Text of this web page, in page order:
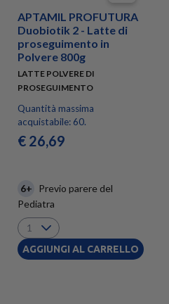
APTAMIL PROFUTURA
Duobiotik 2 - Latte di
proseguimento in
Polvere 800g
LATTE POLVERE DI
PROSEGUIMENTO
Quantità massima
acquistabile: 60.
€ 26,69
6+
Previo parere del
Pediatra
AGGIUNGI AL CARRELLO